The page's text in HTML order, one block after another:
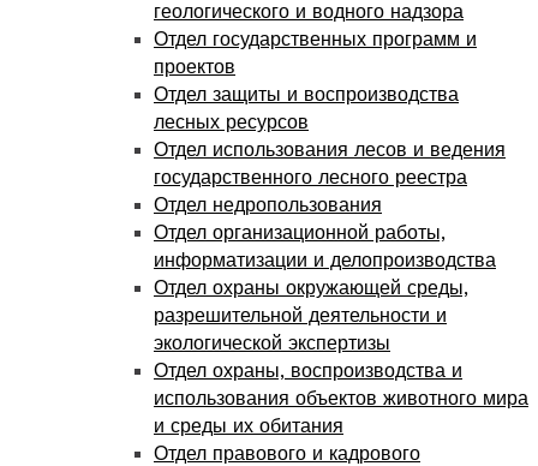
геологического и водного надзора
Отдел государственных программ и
проектов
Отдел защиты и воспроизводства
лесных ресурсов
Отдел использования лесов и ведения
государственного лесного реестра
Отдел недропользования
Отдел организационной работы,
информатизации и делопроизводства
Отдел охраны окружающей среды,
разрешительной деятельности и
экологической экспертизы
Отдел охраны, воспроизводства и
использования объектов животного мира
и среды их обитания
Отдел правового и кадрового